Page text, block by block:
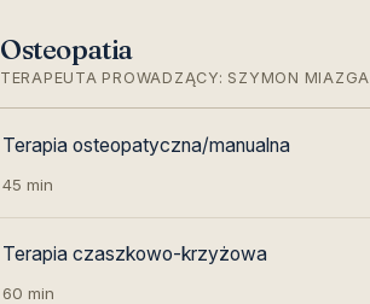
Osteopatia
TERAPEUTA PROWADZĄCY: SZYMON MIAZGA
Terapia osteopatyczna/manualna
45 min
Terapia czaszkowo-krzyżowa
60 min